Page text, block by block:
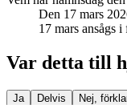
Den 17 mars
17 mars ansågs
Var detta till
Ja Delvis Nej,